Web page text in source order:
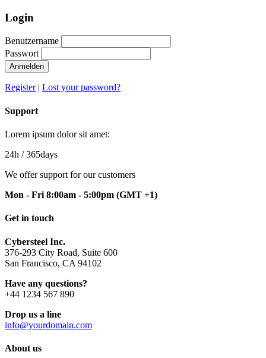
Login
Benutzername
Passwort
Anmelden
Register| Lost your password?
Support
Lorem ipsum dolor sit amet:
24h / 365days
We offer support for our customers
Mon - Fri 8:00am - 5:00pm (GMT +1)
Get in touch
Cybersteel Inc.
376-293 City Road, Suite 600
San Francisco, CA 94102
Have any questions?
+44 1234 567 890
Drop us a line
info@yourdomain.com
About us